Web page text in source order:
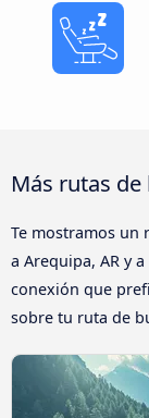
Más rutas de
Te mostramos un
a Arequipa, AR y
conexión que
sobre tu ruta de